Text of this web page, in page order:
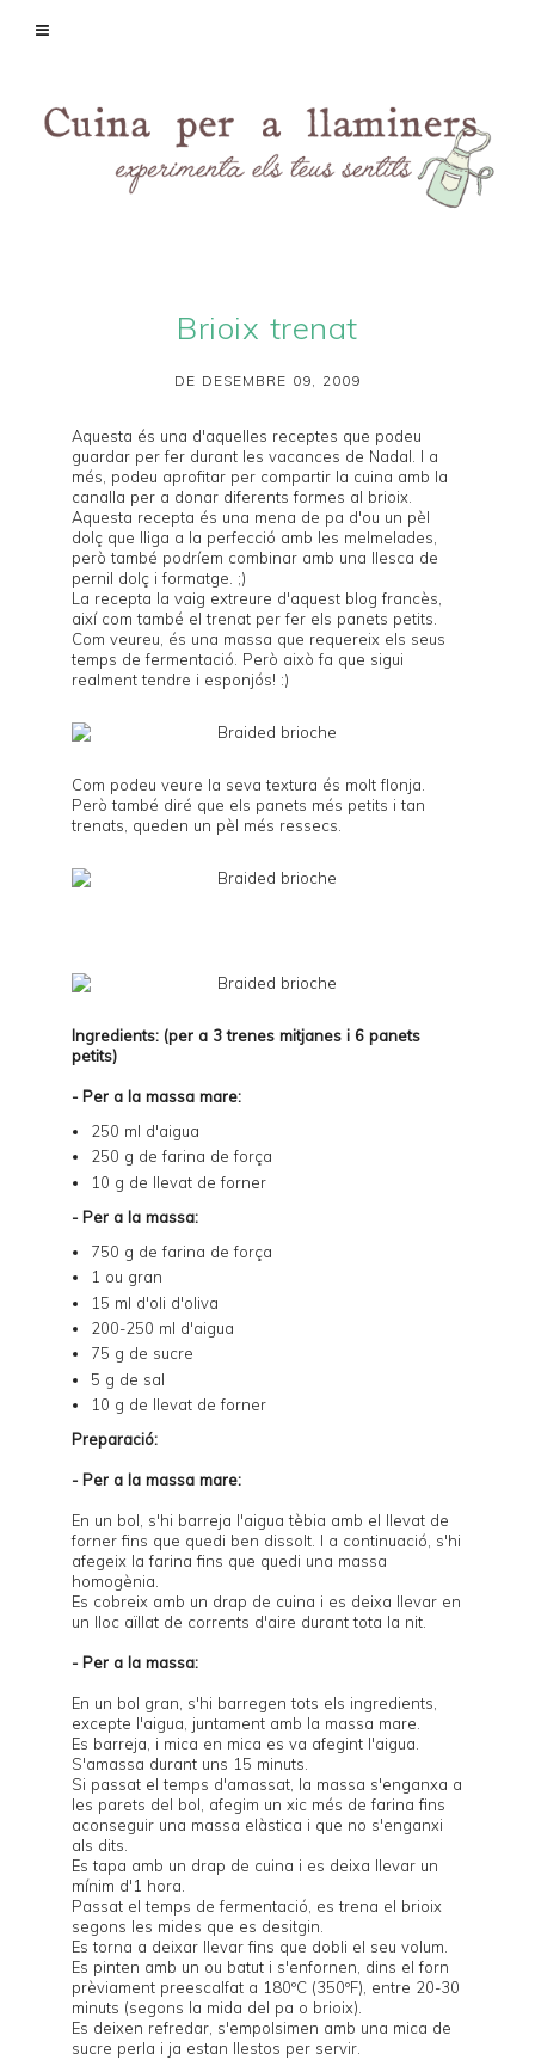
Brioix trenat
DE DESEMBRE 09, 2009
Aquesta és una d'aquelles receptes que podeu
guardar per fer durant les vacances de Nadal. I a
més, podeu aprofitar per compartir la cuina amb la
canalla per a donar diferents formes al brioix.
Aquesta recepta és una mena de pa d'ou un pèl
dolç que lliga a la perfecció amb les melmelades,
però també podríem combinar amb una llesca de
pernil dolç i formatge. ;)
La recepta la vaig extreure d'aquest blog francès,
així com també el trenat per fer els panets petits.
Com veureu, és una massa que requereix els seus
temps de fermentació. Però això fa que sigui
realment tendre i esponjós! :)
Com podeu veure la seva textura és molt flonja.
Però també diré que els panets més petits i tan
trenats, queden un pèl més ressecs.
Ingredients: (per a 3 trenes mitjanes i 6 panets
petits)
- Per a la massa mare:
250 ml d'aigua
250 g de farina de força
10 g de llevat de forner
- Per a la massa:
750 g de farina de força
1 ou gran
15 ml d'oli d'oliva
200-250 ml d'aigua
75 g de sucre
5 g de sal
10 g de llevat de forner
Preparació:
- Per a la massa mare:
En un bol, s'hi barreja l'aigua tèbia amb el llevat de
forner fins que quedi ben dissolt. I a continuació, s'hi
afegeix la farina fins que quedi una massa
homogènia.
Es cobreix amb un drap de cuina i es deixa llevar en
un lloc aïllat de corrents d'aire durant tota la nit.
- Per a la massa:
En un bol gran, s'hi barregen tots els ingredients,
excepte l'aigua, juntament amb la massa mare.
Es barreja, i mica en mica es va afegint l'aigua.
S'amassa durant uns 15 minuts.
Si passat el temps d'amassat, la massa s'enganxa a
les parets del bol, afegim un xic més de farina fins
aconseguir una massa elàstica i que no s'enganxi
als dits.
Es tapa amb un drap de cuina i es deixa llevar un
mínim d'1 hora.
Passat el temps de fermentació, es trena el brioix
segons les mides que es desitgin.
Es torna a deixar llevar fins que dobli el seu volum.
Es pinten amb un ou batut i s'enfornen, dins el forn
prèviament preescalfat a 180ºC (350ºF), entre 20-30
minuts (segons la mida del pa o brioix).
Es deixen refredar, s'empolsimen amb una mica de
sucre perla i ja estan llestos per servir.